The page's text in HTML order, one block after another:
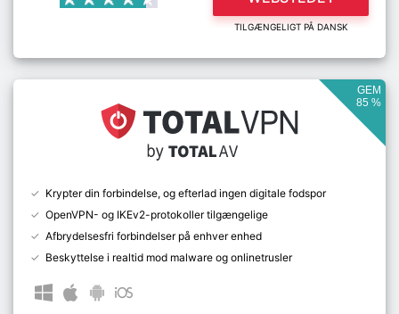
TILGÆNGELIGT PÅ DANSK
GEM
85 %
Krypter din forbindelse, og efterlad ingen digitale fodspor
OpenVPN- og IKEv2-protokoller tilgængelige
Afbrydelsesfri forbindelser på enhver enhed
Beskyttelse i realtid mod malware og onlinetrusler